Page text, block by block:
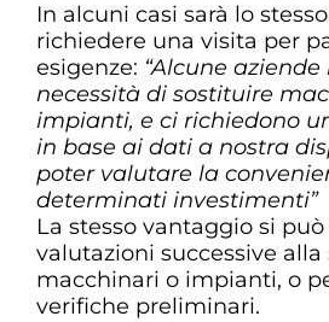
In alcuni casi sarà lo
richiedere una visita per
esigenze: “Alcune
necessità di sostituire
impianti, e ci richiedono
in base ai dati a nostra
poter valutare la
determinati investimenti”
La stesso vantaggio si
valutazioni successive
macchinari o impianti, o
verifiche preliminari.